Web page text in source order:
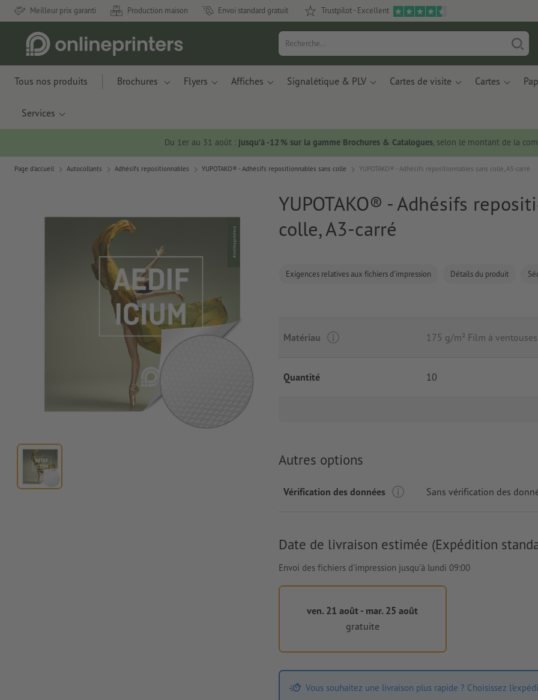
Meilleur prix garanti Production maison Envoi standard gratuit Trustpilot - Excellent
Tous nos produits Brochures Flyers Affiches Signalétique & PLV Cartes de visite Cartes
Services
Du 1er au 31 août : jusqu’à -12 % sur la gamme Brochures & Catalogues, selon le montant de la
Page d'accueil Autocollants Adhésifs repositionnables YUPOTAKO® - Adhésifs repositionnables sans colle YUPOTAKO® - Adhésifs repositionnables sans colle, A3-carré
YUPOTAKO® - Adhésifs
colle, A3-carré
Exigences relatives aux fichiers d'impression Détails du produit
Matériau 175 g/m² Film à ventouses
Quantité 10
Autres options
Vérification des données Sans vérification des
Date de livraison estimée (Expédition
Envoi des fichiers d'impression jusqu'à lundi 09:00
ven. 21 août - mar. 25 août
gratuite
Vous souhaitez une livraison plus rapide ? Choisissez